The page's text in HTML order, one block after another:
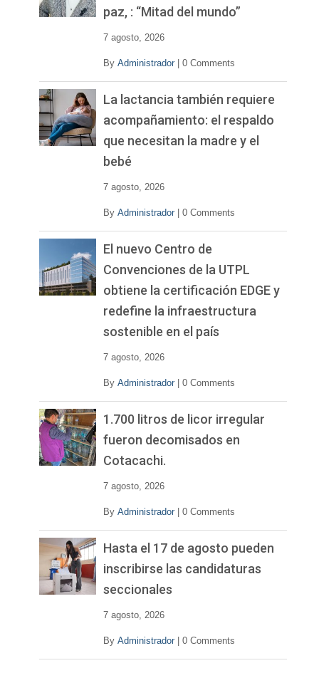
paz, : “Mitad del mundo”
7 agosto, 2026
By Administrador 0 Comments
La lactancia también requiere
acompañamiento: el respaldo
que necesitan la madre y el
bebé
7 agosto, 2026
By Administrador 0 Comments
El nuevo Centro de
Convenciones de la UTPL
obtiene la certificación EDGE y
redefine la infraestructura
sostenible en el país
7 agosto, 2026
By Administrador 0 Comments
1.700 litros de licor irregular
fueron decomisados en
Cotacachi.
7 agosto, 2026
By Administrador 0 Comments
Hasta el 17 de agosto pueden
inscribirse las candidaturas
seccionales
7 agosto, 2026
By Administrador 0 Comments